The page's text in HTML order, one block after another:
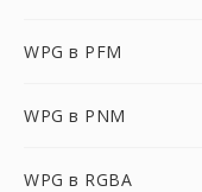
WPG в PFM
WPG в PNM
WPG в RGBA